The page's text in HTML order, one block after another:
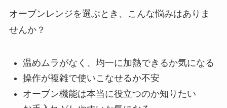
オーブンレンジを選ぶとき、こんな悩みはありま
せんか？
温めムラがなく、均一に加熱できるか気になる
操作が複雑で使いこなせるか不安
オーブン機能は本当に役立つのか知りたい